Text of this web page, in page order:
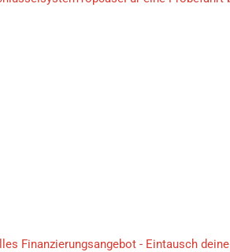
Finanzierungsangebot - Eintausch